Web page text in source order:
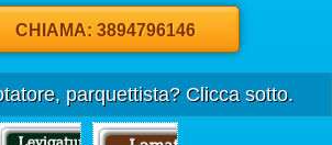
CHIAMA: 3894796146
parquettista? Clicca sotto.